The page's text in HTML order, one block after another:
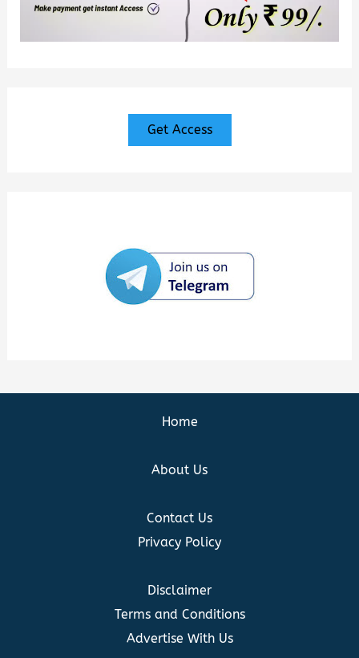
Get Access
Home
About Us
Contact Us
Privacy Policy
Disclaimer
Terms and Conditions
Advertise With Us